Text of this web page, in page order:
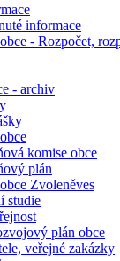
informace
- Rozpočet,
- archiv
komise obce
plán
Zvoleněves
studie
plán obce
veřejné zakázky